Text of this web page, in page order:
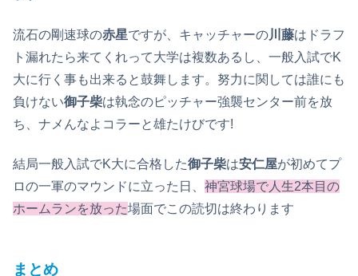
流石の剛速球の赤星ですが、キャッチャーの川藤はドラフ
ト漏れたら来てくれって大学は複数あるし、一般入試でK
大に行く事も出来ると鼓舞します。努力に関しては誰にも
負けない御子柴は執念のピッチャー強襲センター前を放
ち、ナメんなよコラーと雄たけびです!
結局一般入試でK大に合格した御子柴は安仁屋が初めてプ
ロの一軍のマウンドに立った日、 神宮球場で人生2本目の
ホームランを放った場面でこの読切は終わります
まとめ